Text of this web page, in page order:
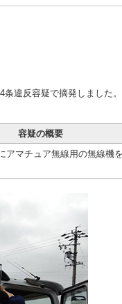
違反容疑で摘発しました。
容疑の概要
アマチュア無線用の無線機